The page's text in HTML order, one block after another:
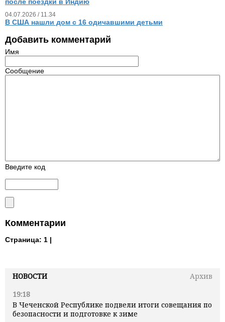
НОВОСТИ
Архив
19:18
В Чеченской Республике подвели итоги совещания по
безопасности и подготовке к зиме
04.07.2026 / 11.34
В США нашли дом с 16 одичавшими детьми
Добавить комментарий
Имя
Сообщение
Введите код
Комментарии
Страница: 1 |